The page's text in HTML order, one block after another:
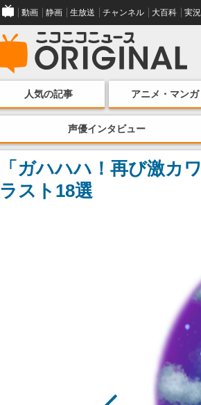
動画 静画 生放送 チャンネル 大百科 実況
人気の記事 アニメ・マンガ
声優インタビュー
「ガハハハ！再び激カ
ラスト18選